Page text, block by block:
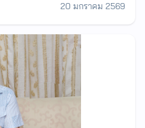
20 มกราคม 2569